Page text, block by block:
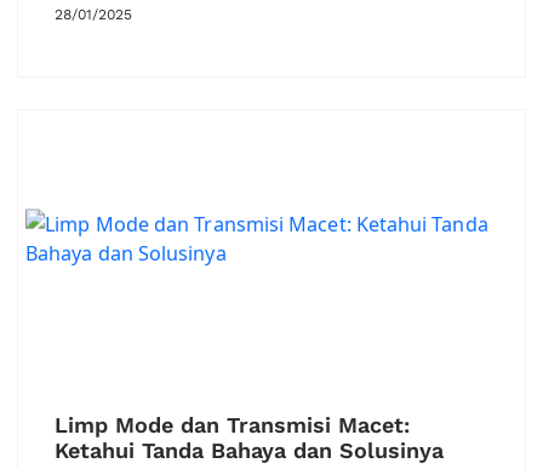
28/01/2025
Limp Mode dan Transmisi Macet:
Ketahui Tanda Bahaya dan Solusinya